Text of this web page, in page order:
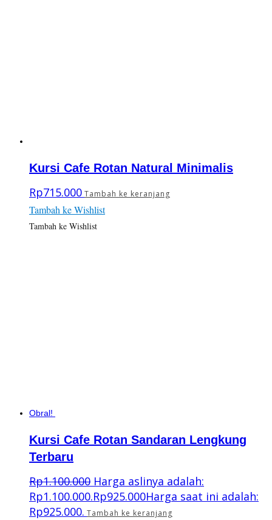
Kursi Cafe Rotan Natural Minimalis
Rp715.000 Tambah ke keranjang
Tambah ke Wishlist
Tambah ke Wishlist
Obral!
Kursi Cafe Rotan Sandaran Lengkung
Terbaru
Rp1.100.000 Harga aslinya adalah:
Rp1.100.000.Rp925.000Harga saat ini adalah:
Rp925.000. Tambah ke keranjang